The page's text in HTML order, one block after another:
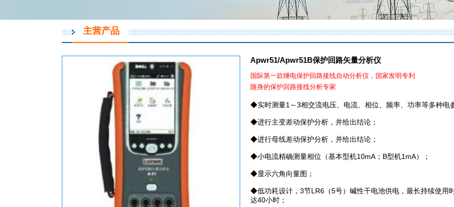
主营产品
Apwr51/Apwr51B保护回路矢量分析仪
国际第一款继电保护回路接线自动分析仪，国家发明专利
随身的保护回路接线分析专家
◆实时测量1～3相交流电压、电流、相位、频率、功率等多种电
◆进行主变差动保护分析，并给出结论；
◆进行母线差动保护分析，并给出结论；
◆小电流精确测量相位（基本型机10mA；B型机1mA）；
◆显示六角向量图；
◆低功耗设计，3节LR6（5号）碱性干电池供电，最长持续使用
达40小时；
销售工程师 张晓云
400-7700878
029--89521779
400-7700878
400-